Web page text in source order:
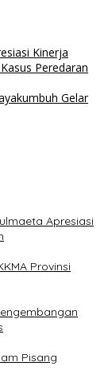
Kinerja
Peredaran
Gelar
Apresiasi
Provinsi
Pisang